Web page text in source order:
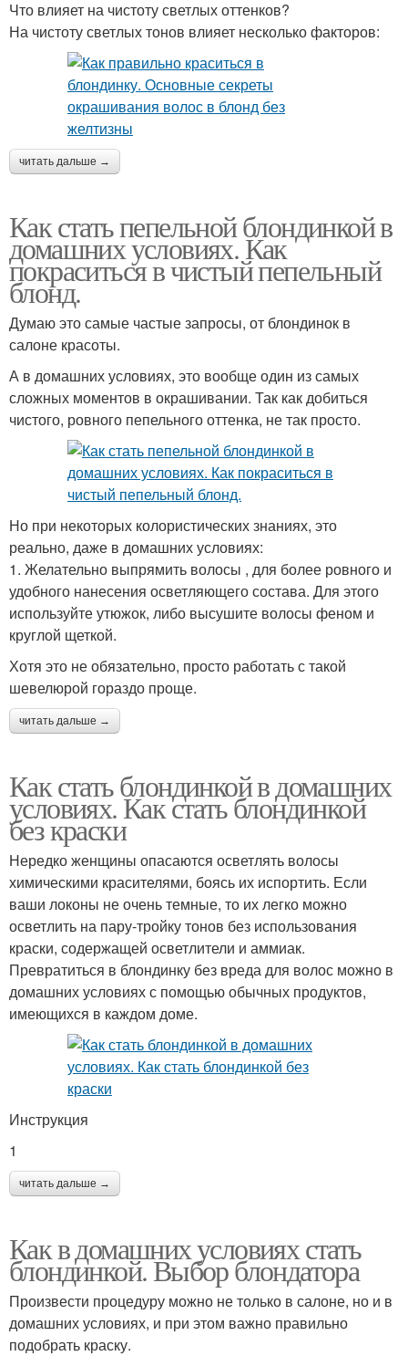
Что влияет на чистоту светлых оттенков?
На чистоту светлых тонов влияет несколько факторов:
читать дальше →
Как стать пепельной блондинкой в
домашних условиях. Как
покраситься в чистый пепельный
блонд.
Думаю это самые частые запросы, от блондинок в
салоне красоты.
А в домашних условиях, это вообще один из самых
сложных моментов в окрашивании. Так как добиться
чистого, ровного пепельного оттенка, не так просто.
Но при некоторых колористических знаниях, это
реально, даже в домашних условиях:
1. Желательно выпрямить волосы , для более ровного и
удобного нанесения осветляющего состава. Для этого
используйте утюжок, либо высушите волосы феном и
круглой щеткой.
Хотя это не обязательно, просто работать с такой
шевелюрой гораздо проще.
читать дальше →
Как стать блондинкой в домашних
условиях. Как стать блондинкой
без краски
Нередко женщины опасаются осветлять волосы
химическими красителями, боясь их испортить. Если
ваши локоны не очень темные, то их легко можно
осветлить на пару-тройку тонов без использования
краски, содержащей осветлители и аммиак.
Превратиться в блондинку без вреда для волос можно в
домашних условиях с помощью обычных продуктов,
имеющихся в каждом доме.
Инструкция
1
читать дальше →
Как в домашних условиях стать
блондинкой. Выбор блондатора
Произвести процедуру можно не только в салоне, но и в
домашних условиях, и при этом важно правильно
подобрать краску.